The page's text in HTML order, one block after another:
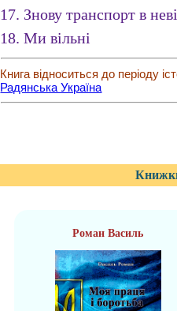
17. Знову транспорт в
18. Ми вільні
Книга відноситься до періоду
Радянська Україна
Роман Василь